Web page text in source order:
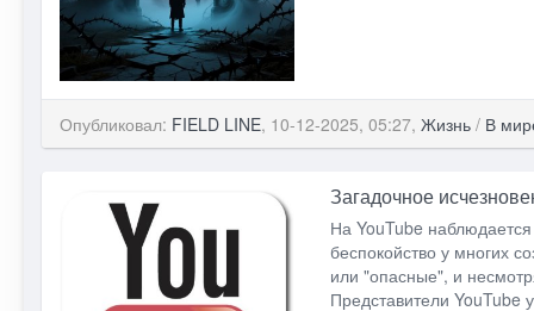
Опубликовал: FIELD LINE, 10-12-2025, 05:27, Жизнь/ В
Загадочное
На YouTube
беспокойство у многих
или "опасные", и
Представители